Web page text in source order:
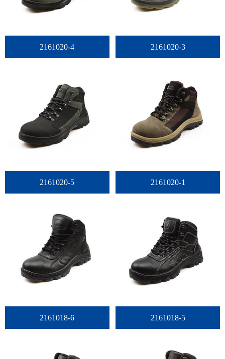
2161020-4 2161020-3
2161020-5 2161020-1
2161018-6 2161018-5